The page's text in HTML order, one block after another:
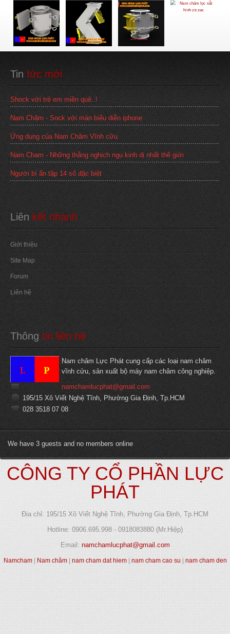
Tin tức mới
Shock với trẻ em miền quê..!
Nam Châm - Sock với màn biểu diễn iphone
Ứng dụng của Nam Châm Vĩnh cữu
Nam Cham - Những thằng nghịch ngu kinh dị nhất thế giới
Người bí ẩn tập 14 số đặc biệt
Liên kết nhanh
Giới thiệu
Site Map
Forum
Liên hệ
Thông tin liên hệ
Nam châm Lực Phát cung cấp các loại nam châm
vĩnh cửu, sản xuất bộ máy nam châm công nghiệp.
namchamlucphat@gmail.com
195/15 Xô Viết Nghệ Tĩnh, Phường Gia Định, Tp.HCM
028 3518 07 08
We have 3 guests and no members online
CÔNG TY CỔ PHẦN LỰC
PHÁT
Địa chỉ: 195/15 Xô Viết Nghệ Tĩnh, Phường Gia Định, Tp.HCM
Hotline: 0906.695.998 - 0918083880 (Mr.Hiệp)
Email: namchamlucphat@gmail.com
Namcham| Nam châm| nam cham dat hiem| nam cham cao su | nam cham den